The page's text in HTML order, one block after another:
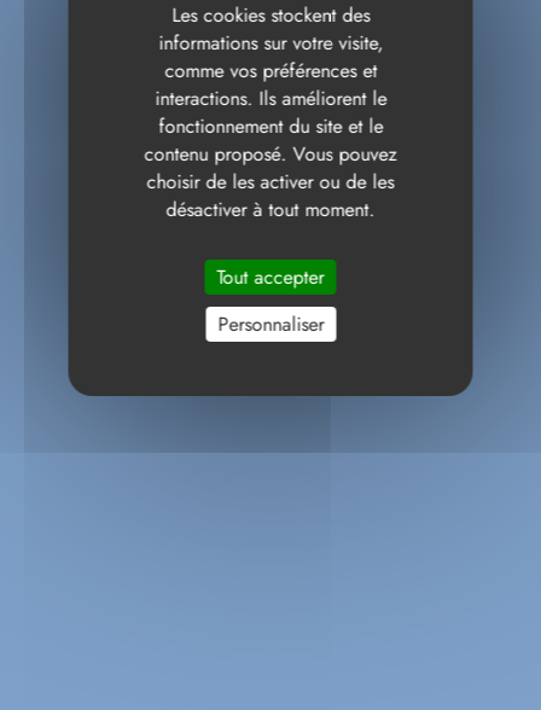
Les cookies stockent des
informations sur votre visite,
comme vos préférences et
interactions. Ils améliorent le
fonctionnement du site et le
contenu proposé. Vous pouvez
choisir de les activer ou de les
désactiver à tout moment.
Tout accepter
Personnaliser